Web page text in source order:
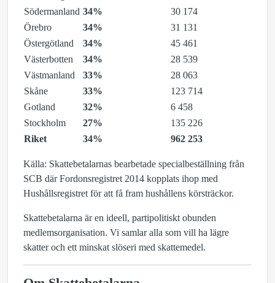
Södermanland 34%
30 174
Örebro
34%
31 131
Östergötland
34%
45 461
Västerbotten
34%
28 539
Västmanland
33%
28 063
Skåne
33%
123 714
Gotland
32%
6 458
Stockholm
27%
135 226
Riket
34% 962 253
Källa: Skattebetalarnas bearbetade specialbeställning från
SCB där Fordonsregistret 2014 kopplats ihop med
Hushållsregistret för att få fram hushållens körsträckor.
Skattebetalarna är en ideell, partipolitiskt obunden
medlemsorganisation. Vi samlar alla som vill ha lägre
skatter och ett minskat slöseri med skattemedel.